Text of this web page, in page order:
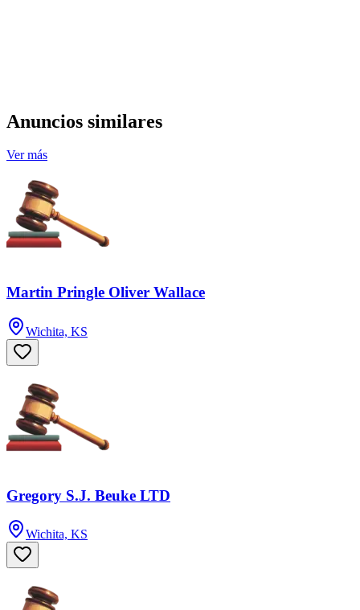
Anuncios similares
Ver más
Martin Pringle Oliver Wallace
Wichita, KS
Gregory S.J. Beuke LTD
Wichita, KS